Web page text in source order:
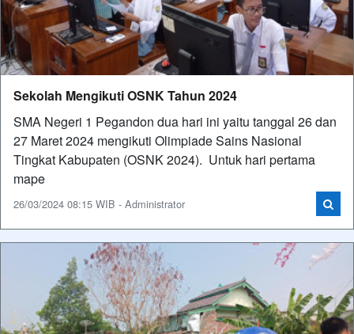
Sekolah Mengikuti OSNK Tahun 2024
SMA Negeri 1 Pegandon dua hari ini yaitu tanggal 26 dan
27 Maret 2024 mengikuti Olimpiade Sains Nasional
Tingkat Kabupaten (OSNK 2024). Untuk hari pertama
mape
26/03/2024 08:15 WIB - Administrator